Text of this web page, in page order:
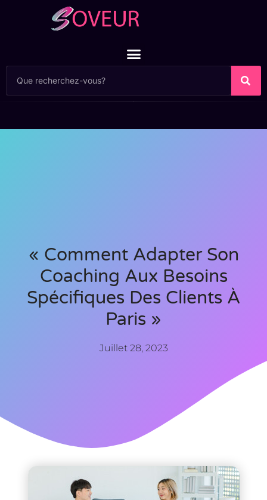
« Comment Adapter Son
Coaching Aux Besoins
Spécifiques Des Clients À
Paris »
Juillet 28, 2023